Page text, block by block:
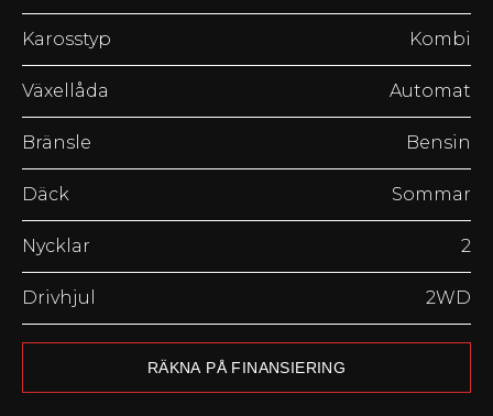
Karosstyp Kombi
Växellåda Automat
Bränsle Bensin
Däck Sommar
Nycklar 2
Drivhjul 2WD
RÄKNA PÅ FINANSIERING